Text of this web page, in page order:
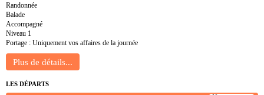
Randonnée
Balade
Accompagné
Niveau 1
Portage : Uniquement vos affaires de la journée
LES DÉPARTS